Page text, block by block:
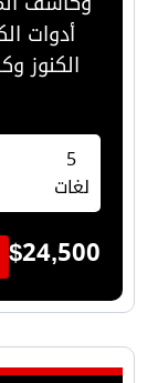
الكنوز
5
لغات
$24,500